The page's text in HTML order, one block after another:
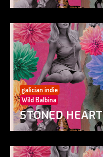
galician indie
Wild Balbina
STONED HEART